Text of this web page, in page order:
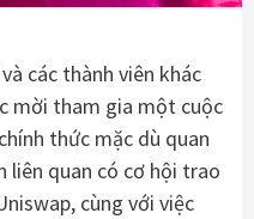
các thành viên khác
mời tham gia một cuộc
thức mặc dù quan
liên quan có cơ hội trao
cùng với việc